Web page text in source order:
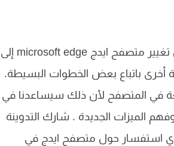
وبهذه الطريقة يمكن تغيير متصفح ايدج microsoft edge إلى
أخرى باتباع بعض الخطوات البسيطة.
في المتصفح لأن ذلك سيساعدنا في
الميزات الجديدة . شارك التدوينة
حول متصفح ايدج في